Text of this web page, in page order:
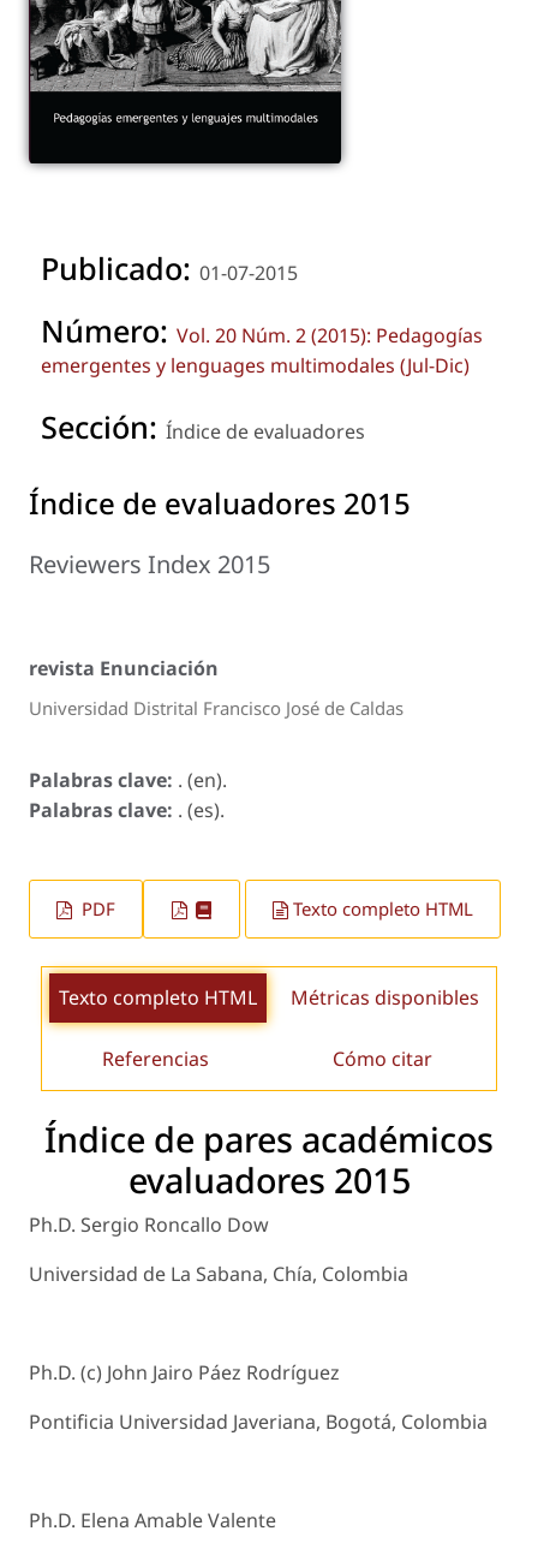
Publicado: 01-07-2015
Número: Vol. 20 Núm. 2 (2015): Pedagogías
emergentes y lenguages multimodales (Jul-Dic)
Sección: Índice de evaluadores
Índice de evaluadores 2015
Reviewers Index 2015
revista Enunciación
Universidad Distrital Francisco José de Caldas
Palabras clave: . (en).
Palabras clave: . (es).
PDF Texto completo HTML
Texto completo HTML Métricas disponibles
Referencias Cómo citar
Índice de pares académicos
evaluadores 2015
Ph.D. Sergio Roncallo Dow
Universidad de La Sabana, Chía, Colombia
Ph.D. (c) John Jairo Páez Rodríguez
Pontificia Universidad Javeriana, Bogotá, Colombia
Ph.D. Elena Amable Valente